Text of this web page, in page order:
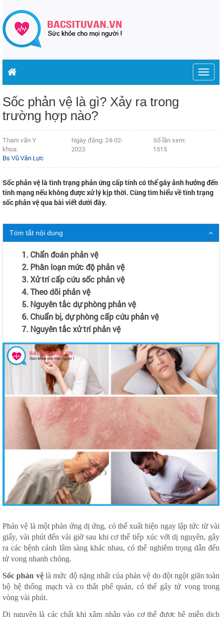
Sốc phản vệ là gì? Xảy ra trong
trường hợp nào?
Tham vấn Y
khoa:
Bs Vũ Văn Lực
Ngày đăng: 24-02-
2023
Số lần xem:
1515
Sốc phản vệ là tình trạng phản ứng cấp tính có thể gây ảnh hưởng đến
tính mạng nếu không được xử lý kịp thời. Cùng tìm hiểu về tình trạng
sốc phản vệ qua bài viết dưới đây.
Tóm tắt nội dung
1. Chẩn đoán phản vệ
2. Phân loạn mức độ phản vệ
3. Xử trí cấp cứu sốc phản vệ
4. Theo dõi phản vệ
5. Nguyên tắc dự phòng phản vệ
6. Chuẩn bị, dự phòng cấp cứu phản vệ
7. Nguyên tắc xử trí phản vệ
Phản vệ là một phản ứng dị ứng, có thể xuất hiện ngay lập tức từ vài
giấy, vài phút đến vài giờ sau khi cơ thể tiếp xúc với dị nguyên, gây
ra các bệnh cảnh lâm sàng khác nhau, có thể nghiêm trọng dẫn đến
tử vong nhanh chóng.
Sốc phản vệlà mức độ nặng nhất của phản vệ do đột ngột giãn toàn
bộ hệ thống mạch và co thắt phế quản, có thể gây tử vong trong
vòng vài phút.
Dị nguyên là các chất khi xâm nhập vào cơ thể được hệ miễn dịch